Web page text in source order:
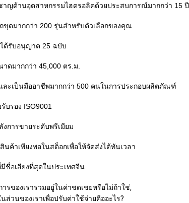
าญด้านอุตสาหกรรมไฮดรอลิคด้วยประสบการณ์มากกว่า 15 ปี
ขุดมากกว่า 200 รุ่นสำหรับตัวเลือกของคุณ
ด้รับอนุญาต 25 ฉบับ
ดมากกว่า 45,000 ตร.ม.
ะเป็นมืออาชีพมากกว่า 500 คนในการประกอบผลิตภัณฑ์
บรอง ISO9001
งการขายระดับพรีเมียม
นค้าเพียงพอในสต็อกเพื่อให้จัดส่งได้ทันเวลา
ชื่อเสียงที่สุดในประเทศจีน
รของเรารวมอยู่ในค่าชดเชยหรือไม่ถ้าใช่,
วนของเราเพื่อปรับค่าใช้จ่ายคืออะไร?